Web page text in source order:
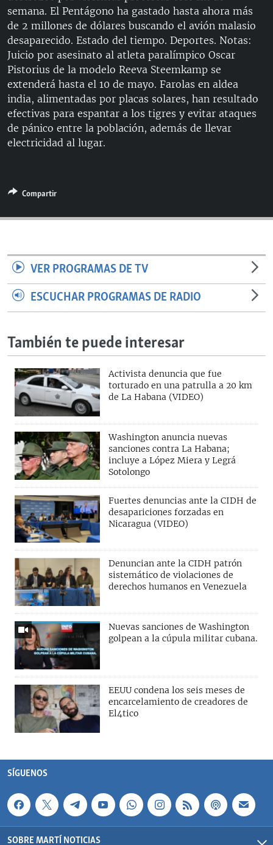
semana. El Pentágono ha gastado hasta ahora más
de 2 millones de dólares buscando el avión malasio
desaparecido. Estado del tiempo. Deportes. Notas:
Juicio por asesinato al atleta paralímpico Oscar
Pistorius de la modelo Reeva Steemkamp se
extenderá hasta el 10 de mayo. Farolas en aldea
india, alimentadas por placas solares, han resultado
efectivas para espantar a los tigres y evitar ataques
de pánico entre la población, además de llevar
electricidad al lugar.
Compartir
VER PROGRAMAS DE TV
ESCUCHAR PROGRAMAS DE RADIO
También te puede interesar
Activista denuncia que fue
torturado en una patrulla a 20 km
de La Habana (VIDEO)
Washington anuncia nuevas
sanciones contra La Habana;
incluye a López Miera y Legrá
Sotolongo
Fuertes denuncias ante la CIDH de
desapariciones forzadas en
Nicaragua (VIDEO)
Denuncian ante la CIDH patrón
sistemático de violaciones de
derechos humanos en Venezuela
Nuevas sanciones de Washington
golpean a la cúpula militar cubana.
EEUU condena los seis meses de
encarcelamiento de creadores de
El4tico
SÍGUENOS
SOBRE MARTÍ NOTICIAS